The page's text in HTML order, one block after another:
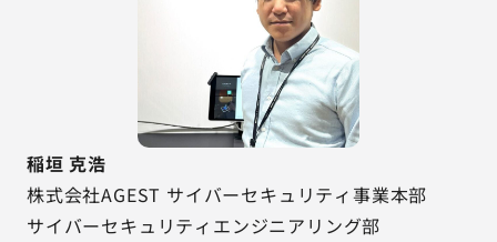
稲垣 克浩
株式会社AGEST サイバーセキュリティ事業本部
サイバーセキュリティエンジニアリング部